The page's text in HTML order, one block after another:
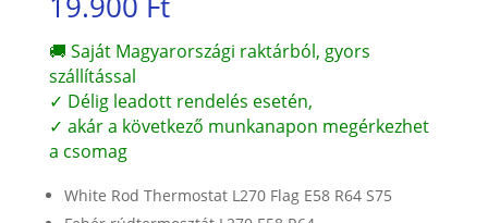
🚚 Saját Magyarországi raktárból, gyors
szállítással
✓ Délig leadott rendelés esetén,
✓ akár a következő munkanapon megérkezhet
a csomag
White Rod Thermostat L270 Flag E58 R64 S75